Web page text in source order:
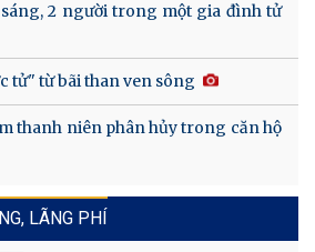
2 người trong một gia đình tử
tử" từ bãi than ven sông
thanh niên phân hủy trong căn hộ
LÃNG PHÍ